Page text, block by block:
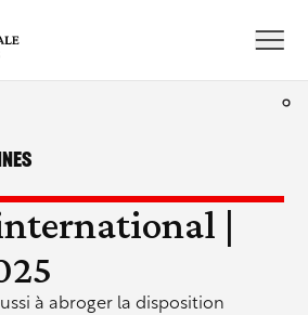
|
à abroger la disposition